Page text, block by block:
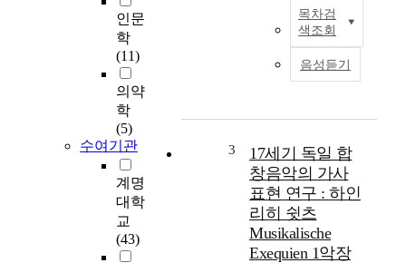
인문
학
(11)
의약
학
(5)
수여기관
계명
대학
교
(43)
목차검
색조회
음성듣기
3
17세기 독일 합
창음악의 가사
표현 연구 : 하인
리히 쉿츠
Musikalische
Exequien 1악장